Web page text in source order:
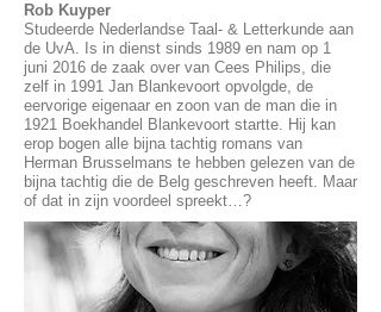
Rob Kuyper
Studeerde Nederlandse Taal- & Letterkunde aan
de UvA. Is in dienst sinds 1989 en nam op 1
juni 2016 de zaak over van Cees Philips, die
zelf in 1991 Jan Blankevoort opvolgde, de
eervorige eigenaar en zoon van de man die in
1921 Boekhandel Blankevoort startte. Hij kan
erop bogen alle bijna tachtig romans van
Herman Brusselmans te hebben gelezen van de
bijna tachtig die de Belg geschreven heeft. Maar
of dat in zijn voordeel spreekt…?